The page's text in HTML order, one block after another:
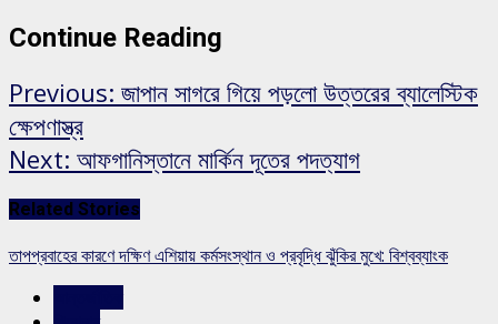
Continue Reading
Previous: জাপান সাগরে গিয়ে পড়লো উত্তরের ব্যালেস্টিক
ক্ষেপণাস্ত্র
Next: আফগানিস্তানে মার্কিন দূতের পদত্যাগ
Related Stories
তাপপ্রবাহের কারণে দক্ষিণ এশিয়ায় কর্মসংস্থান ও প্রবৃদ্ধি ঝুঁকির মুখে: বিশ্বব্যাংক